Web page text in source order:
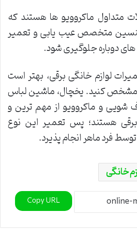
متداول ماکروویو ها هستند که
متخصص عیب یابی و تعمیر
دوباره جلوگیری شود.
لوازم خانگی برقی، بهتر است
مشخص کنید. یخچال، ماشین لباس
و ماکروویو از مهم ترین و
برقی هستند؛ پس تعمیر این نوع
فرد ماهر انجام پذیرد.
خانگی
Copy URL